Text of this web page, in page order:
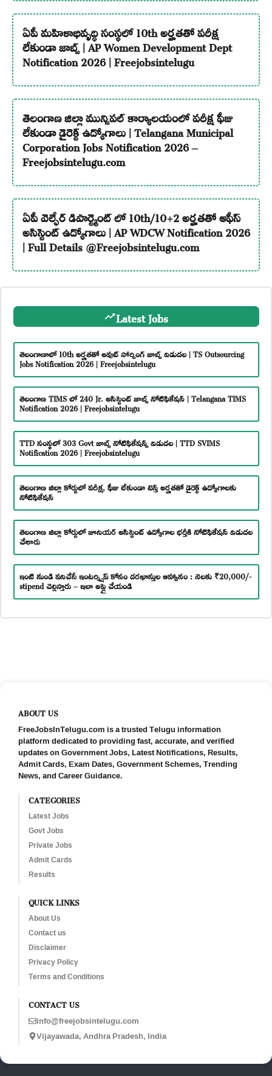
ఏపీ మహిళాభివృద్ధి సంస్థలో 10th అర్హతతో పరీక్ష
లేకుండా జాబ్స్ | AP Women Development Dept
Notification 2026 | Freejobsintelugu
తెలంగాణ జిల్లా మున్సిపల్ కార్యాలయంలో పరీక్ష ఫీజు
లేకుండా డైరెక్ట్ ఉద్యోగాలు | Telangana Municipal
Corporation Jobs Notification 2026 –
Freejobsintelugu.com
ఏపీ వెల్ఫేర్ డిపార్ట్మెంట్ లో 10th/10+2 అర్హతతో ఆఫీస్
అసిస్టెంట్ ఉద్యోగాలు | AP WDCW Notification 2026
| Full Details @Freejobsintelugu.com
Latest Jobs
తెలంగాణాలో 10th అర్హతతో అవుట్ సోర్సింగ్ జాబ్స్ విడుదల | TS Outsourcing
Jobs Notification 2026 | Freejobsintelugu
తెలంగాణ TIMS లో 240 Jr. అసిస్టెంట్ జాబ్స్ నోటిఫికేషన్ | Telangana TIMS
Notification 2026 | Freejobsintelugu
TTD సంస్థలో 303 Govt జాబ్స్ నోటిఫికేషన్స్ విడుదల | TTD SVIMS
Notification 2026 | Freejobsintelugu
తెలంగాణ జిల్లా కోర్టులో పరీక్ష, ఫీజు లేకుండా టెన్త్ అర్హతతో డైరెక్ట్ ఉద్యోగాలకు
నోటిఫికేషన్
తెలంగాణ జిల్లా కోర్టులో జూనియర్ అసిస్టెంట్ ఉద్యోగాల భర్తీకి నోటిఫికేషన్ విడుదల
చేశారు
ఇంటి నుండి పనిచేసే ఇంటర్న్షిప్ కోసం దరఖాస్తుల ఆహ్వానం : నెలకు ₹20,000/-
stipend చెల్లిస్తారు – ఇలా అప్లై చేయండి
ABOUT US
FreeJobsInTelugu.com is a trusted Telugu information
platform dedicated to providing fast, accurate, and verified
updates on Government Jobs, Latest Notifications, Results,
Admit Cards, Exam Dates, Government Schemes, Trending
News, and Career Guidance.
CATEGORIES
Latest Jobs
Govt Jobs
Private Jobs
Admit Cards
Results
QUICK LINKS
About Us
Contact us
Disclaimer
Privacy Policy
Terms and Conditions
CONTACT US
info@freejobsintelugu.com
Vijayawada, Andhra Pradesh, India